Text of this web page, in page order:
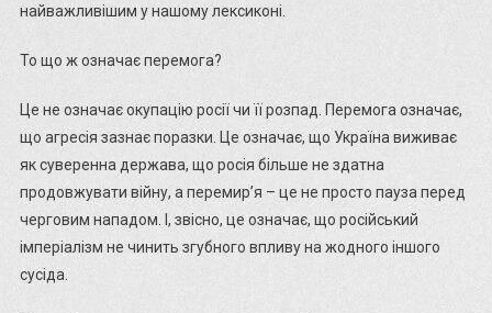
найважливішим у нашому лексиконі.
То що ж означає перемога?
Це не означає окупацію росії чи її розпад. Перемога означає,
що агресія зазнає поразки. Це означає, що Україна виживає
як суверенна держава, що росія більше не здатна
продовжувати війну, а перемир’я – це не просто пауза перед
черговим нападом. І, звісно, це означає, що російський
імперіалізм не чинить згубного впливу на жодного іншого
сусіда.